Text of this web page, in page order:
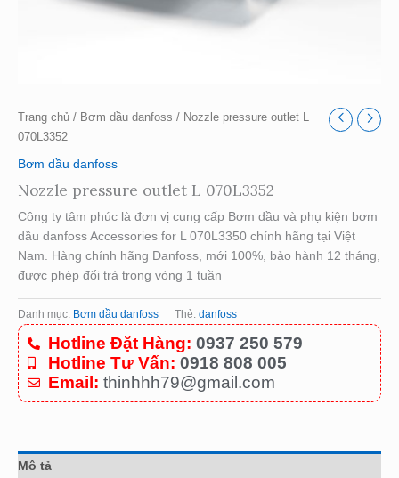
Trang chủ / Bơm dầu danfoss / Nozzle pressure outlet L
070L3352
Bơm dầu danfoss
Nozzle pressure outlet L 070L3352
Công ty tâm phúc là đơn vị cung cấp Bơm dầu và phụ kiện bơm
dầu danfoss Accessories for L 070L3350 chính hãng tại Việt
Nam. Hàng chính hãng Danfoss, mới 100%, bảo hành 12 tháng,
được phép đổi trả trong vòng 1 tuần
Danh mục: Bơm dầu danfoss Thẻ: danfoss
Hotline Đặt Hàng: 0937 250 579
Hotline Tư Vấn: 0918 808 005
Email: thinhhh79@gmail.com
Mô tả